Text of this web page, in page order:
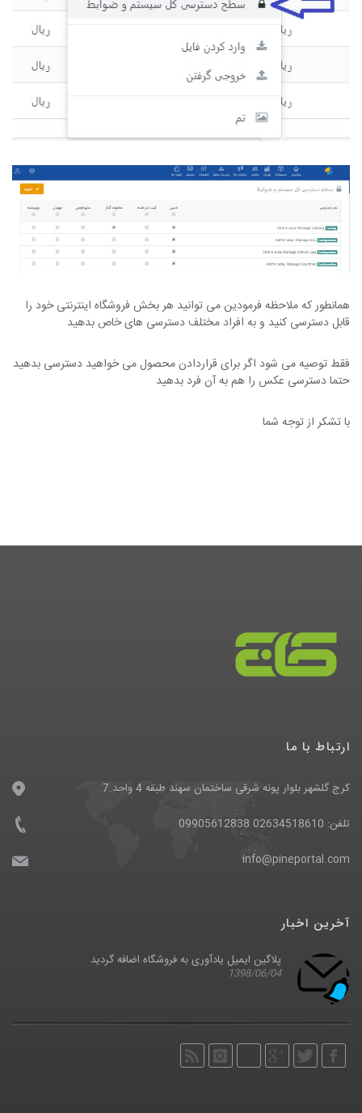
همانطور که ملاحظه فرمودین می توانید هر بخش فروشگاه اینترنتی خود را
قابل دسترسی کنید و به افراد مختلف دسترسی های خاص بدهید
فقط توصیه می شود اگر برای قراردادن محصول می خواهید دسترسی بدهید
حتما دسترسی عکس را هم به آن فرد بدهید
با تشکر از توجه شما
ارتباط با ما
کرج گلشهر بلوار پونه شرقی ساختمان سهند طبقه 4 واحد 7
تلفن: 02634518610 09905612838
info@pineportal.com
آخرین اخبار
پلاگین ایمیل یادآوری به فروشگاه اضافه گردید
1398/06/04